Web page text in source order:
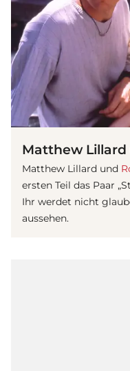
Matthew Lillard
Matthew Lillard und
ersten Teil das Paar
Ihr werdet nicht
aussehen.